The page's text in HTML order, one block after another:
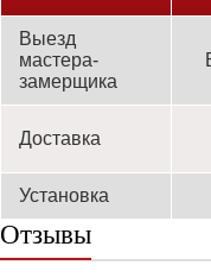
Выезд
мастера-
замерщика
Доставка
Установка
Отзывы